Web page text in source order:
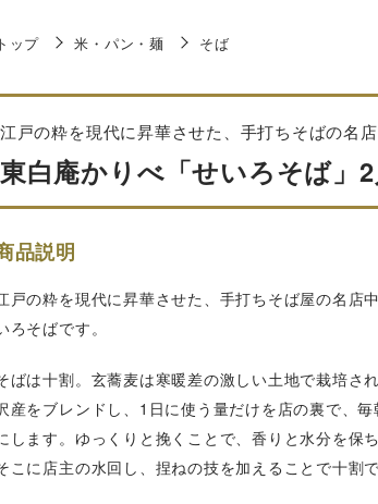
トップ 米・パン・麺 そば
江戸の粋を現代に昇華させた、手打ちそばの名
東白庵かりべ「せいろそば」
品説明
戸の粋を現代に昇華させた、手打ちそば屋の名店
ろそばです。
ばは十割。玄蕎麦は寒暖差の激しい土地で栽培さ
産をブレンドし、1日に使う量だけを店の裏で、
します。ゆっくりと挽くことで、香りと水分を保ち
こに店主の水回し、捏ねの技を加えることで十割